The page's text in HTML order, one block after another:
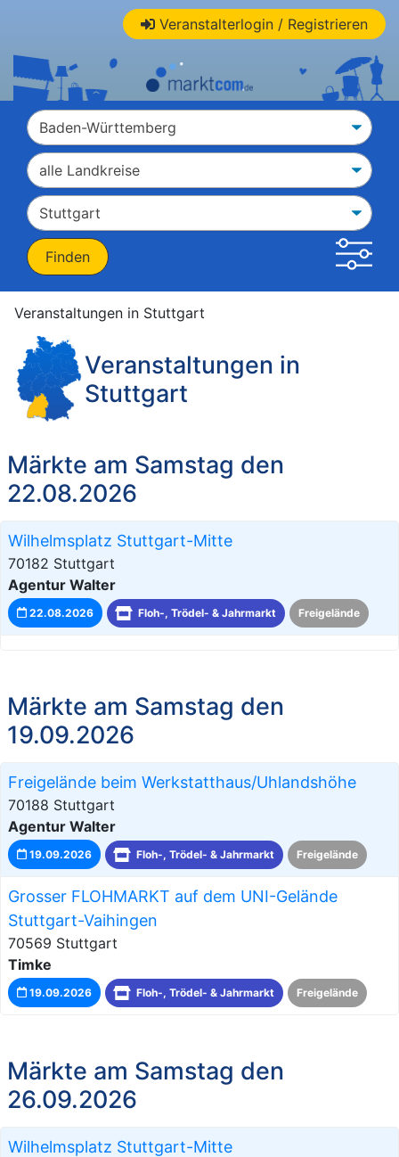
Veranstalterlogin / Registrieren
Veranstaltungen in Stuttgart
Veranstaltungen in
Stuttgart
Märkte am Samstag den
22.08.2026
Wilhelmsplatz Stuttgart-Mitte
70182 Stuttgart
Agentur Walter
22.08.2026 Floh-, Trödel- & Jahrmarkt Freigelände
Märkte am Samstag den
19.09.2026
Freigelände beim Werkstatthaus/Uhlandshöhe
70188 Stuttgart
Agentur Walter
19.09.2026 Floh-, Trödel- & Jahrmarkt Freigelände
Grosser FLOHMARKT auf dem UNI-Gelände
Stuttgart-Vaihingen
70569 Stuttgart
Timke
19.09.2026 Floh-, Trödel- & Jahrmarkt Freigelände
Märkte am Samstag den
26.09.2026
Wilhelmsplatz Stuttgart-Mitte